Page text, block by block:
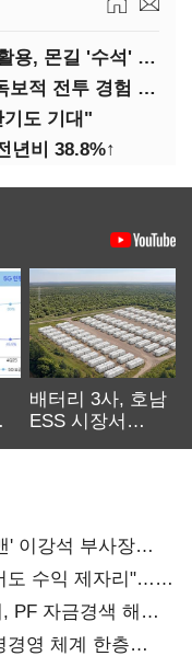
(지스타2025)넷마블 게임패드 활용, 몬길 '수석' 7대죄 '차석'
(지스타2025)엔씨 '신더시티', 독보적 전투 경험 필요
도 기대"
년비 38.8%↑
배터리 3사, 호남
ESS 시장서
' 이강석 부사장
도 수익 제자리"…
PF 자금경색 해소
경영 체계 한층